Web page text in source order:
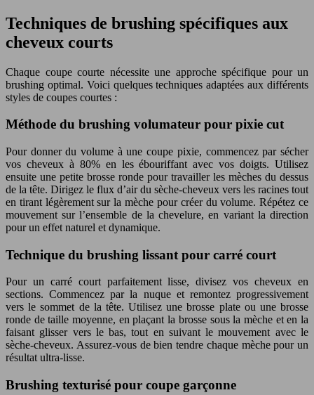
Techniques de brushing spécifiques aux
cheveux courts
Chaque coupe courte nécessite une approche spécifique pour un
brushing optimal. Voici quelques techniques adaptées aux différents
styles de coupes courtes :
Méthode du brushing volumateur pour pixie cut
Pour donner du volume à une coupe pixie, commencez par sécher
vos cheveux à 80% en les ébouriffant avec vos doigts. Utilisez
ensuite une petite brosse ronde pour travailler les mèches du dessus
de la tête. Dirigez le flux d’air du sèche-cheveux vers les racines tout
en tirant légèrement sur la mèche pour créer du volume. Répétez ce
mouvement sur l’ensemble de la chevelure, en variant la direction
pour un effet naturel et dynamique.
Technique du brushing lissant pour carré court
Pour un carré court parfaitement lisse, divisez vos cheveux en
sections. Commencez par la nuque et remontez progressivement
vers le sommet de la tête. Utilisez une brosse plate ou une brosse
ronde de taille moyenne, en plaçant la brosse sous la mèche et en la
faisant glisser vers le bas, tout en suivant le mouvement avec le
sèche-cheveux. Assurez-vous de bien tendre chaque mèche pour un
résultat ultra-lisse.
Brushing texturisé pour coupe garçonne